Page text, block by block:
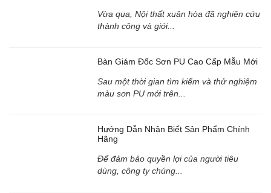
Vừa qua, Nội thất xuân hòa đã nghiên cứu
thành công và giới...
Bàn Giám Đốc Sơn PU Cao Cấp Mẫu Mới
Sau một thời gian tìm kiếm và thử nghiệm
màu sơn PU mới trên...
Hướng Dẫn Nhận Biết Sản Phẩm Chính
Hãng
Để đảm bảo quyền lợi của người tiêu
dùng, công ty chúng...